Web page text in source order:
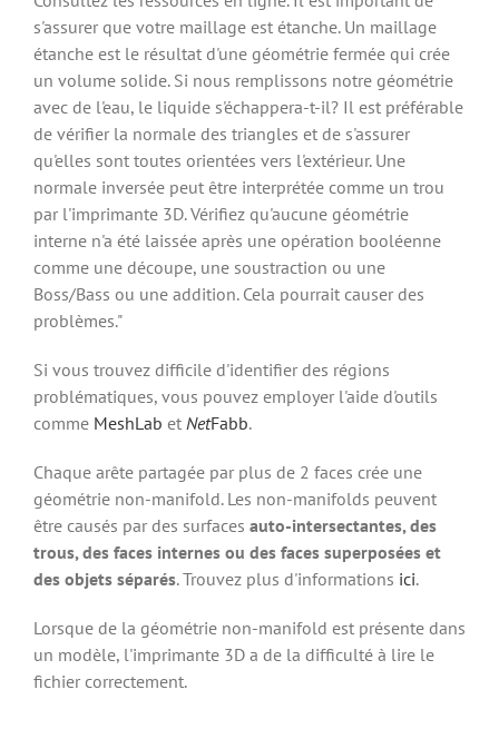
s'assurer que votre maillage est étanche. Un maillage
étanche est le résultat d'une géométrie fermée qui crée
un volume solide. Si nous remplissons notre géométrie
avec de l'eau, le liquide s'échappera-t-il? Il est préférable
de vérifier la normale des triangles et de s'assurer
qu'elles sont toutes orientées vers l'extérieur. Une
normale inversée peut être interprétée comme un trou
par l'imprimante 3D. Vérifiez qu'aucune géométrie
interne n'a été laissée après une opération booléenne
comme une découpe, une soustraction ou une
Boss/Bass ou une addition. Cela pourrait causer des
problèmes."
Si vous trouvez difficile d'identifier des régions
problématiques, vous pouvez employer l'aide d'outils
comme MeshLab et NetFabb.
Chaque arête partagée par plus de 2 faces crée une
géométrie non-manifold. Les non-manifolds peuvent
être causés par des surfaces auto-intersectantes, des
trous, des faces internes ou des faces superposées et
des objets séparés. Trouvez plus d'informations ici.
Lorsque de la géométrie non-manifold est présente dans
un modèle, l'imprimante 3D a de la difficulté à lire le
fichier correctement.